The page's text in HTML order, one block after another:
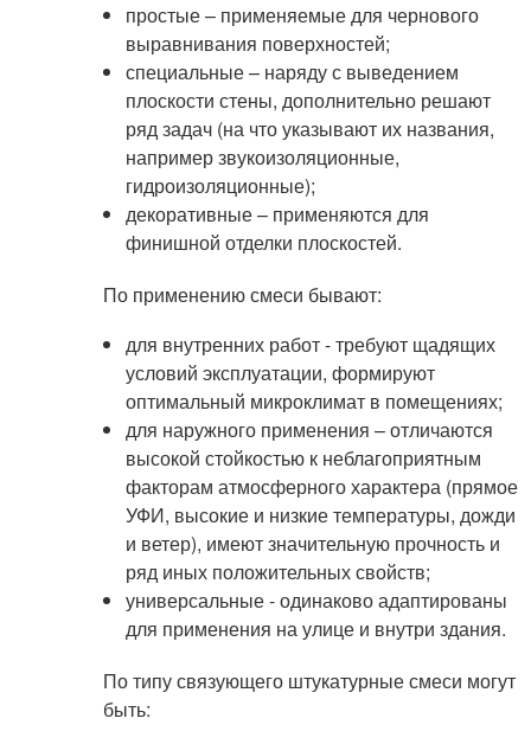
простые – применяемые для чернового
выравнивания поверхностей;
специальные – наряду с выведением
плоскости стены, дополнительно решают
ряд задач (на что указывают их названия,
например звукоизоляционные,
гидроизоляционные);
декоративные – применяются для
финишной отделки плоскостей.
По применению смеси бывают:
для внутренних работ - требуют щадящих
условий эксплуатации, формируют
оптимальный микроклимат в помещениях;
для наружного применения – отличаются
высокой стойкостью к неблагоприятным
факторам атмосферного характера (прямое
УФИ, высокие и низкие температуры, дожди
и ветер), имеют значительную прочность и
ряд иных положительных свойств;
универсальные - одинаково адаптированы
для применения на улице и внутри здания.
По типу связующего штукатурные смеси могут
быть: